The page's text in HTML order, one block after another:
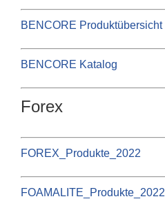
BENCORE Produktübersicht
BENCORE Katalog
Forex
FOREX_Produkte_2022
FOAMALITE_Produkte_2022